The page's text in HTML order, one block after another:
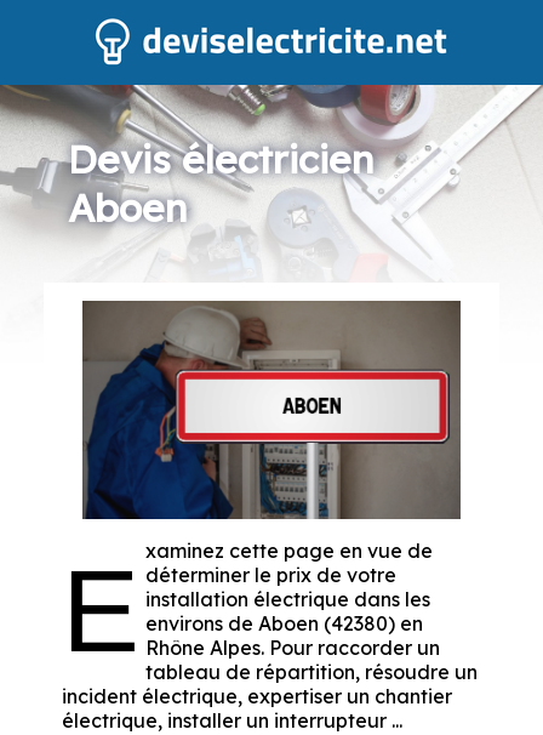
Devis électricien
Aboen
E xaminez cette page en vue de
déterminer le prix de votre
installation électrique dans les
environs de Aboen (42380) en
Rhône Alpes. Pour raccorder un
tableau de répartition, résoudre un
incident électrique, expertiser un chantier
électrique, installer un interrupteur ...